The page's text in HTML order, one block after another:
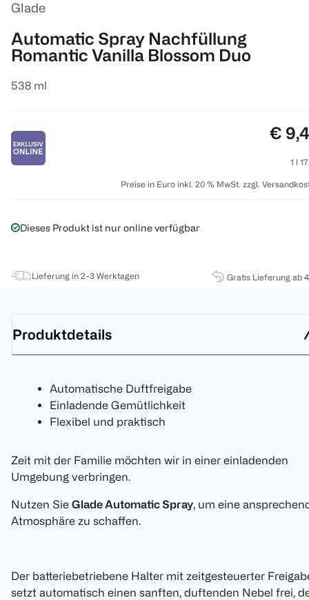
Glade
Automatic Spray Nachfüllung
Romantic Vanilla Blossom Duo
538 ml
€
1 l
Preise in Euro inkl. 20 % MwSt. zzgl.
Dieses Produkt ist nur online verfügbar
Lieferung in 2-3 Werktagen Gratis Lieferung ab
Produktdetails
Automatische Duftfreigabe
Einladende Gemütlichkeit
Flexibel und praktisch
Zeit mit der Familie möchten wir in einer einladenden
Umgebung verbringen.
Nutzen Sie Glade Automatic Spray, um eine
Atmosphäre zu schaffen.
Der batteriebetriebene Halter mit zeitgesteuerter
setzt automatisch einen sanften, duftenden Nebel frei,